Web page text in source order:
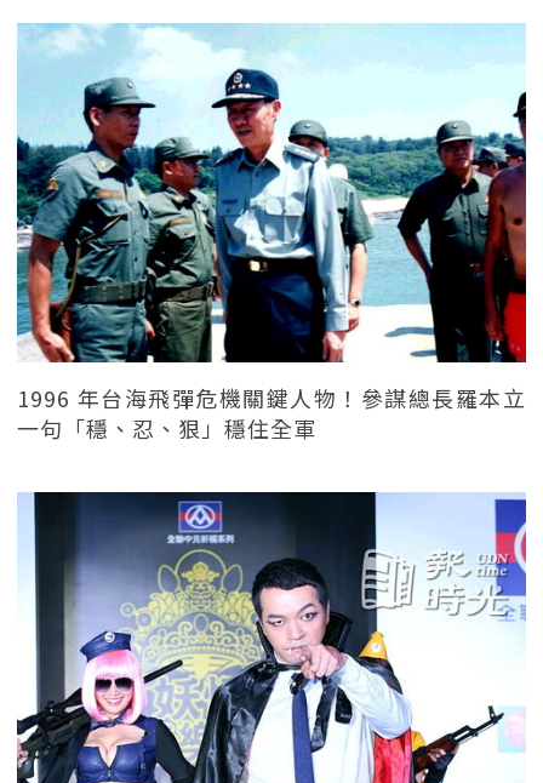
1996 年台海飛彈危機關鍵人物！參謀總長羅本立
一句「穩、忍、狠」穩住全軍